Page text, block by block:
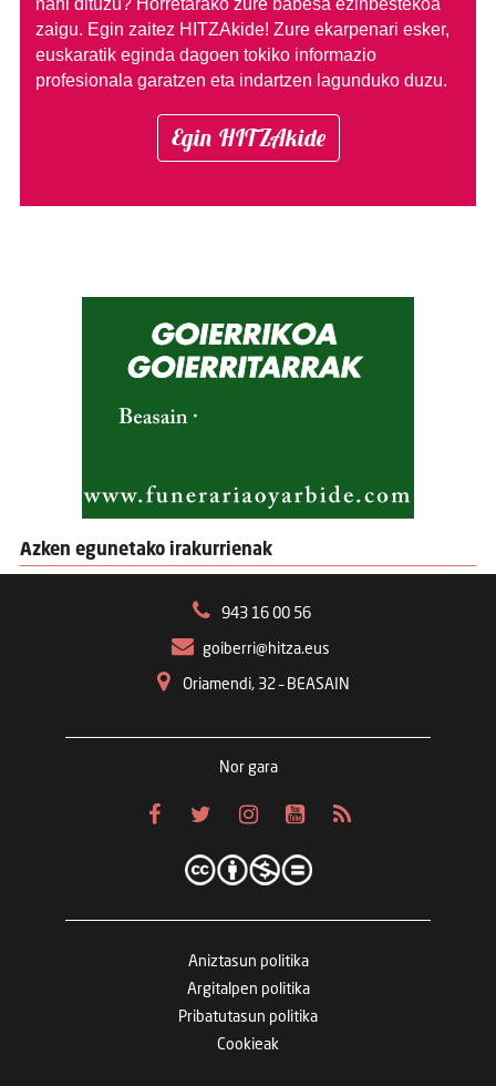
nahi dituzu? Horretarako zure babesa ezinbestekoa
zaigu. Egin zaitez HITZAkide! Zure ekarpenari esker,
euskaratik eginda dagoen tokiko informazio
profesionala garatzen eta indartzen lagunduko duzu.
Egin HITZAkide
Azken egunetako irakurrienak
943 16 00 56
goiberri@hitza.eus
Oriamendi, 32 – BEASAIN
Nor gara
Aniztasun politika
Argitalpen politika
Pribatutasun politika
Cookieak